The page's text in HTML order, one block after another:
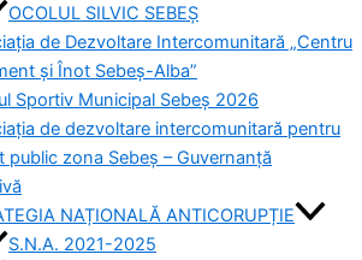
OCOLUL SILVIC SEBEȘ
de Dezvoltare Intercomunitară „Centru
și Înot Sebeș-Alba”
Sportiv Municipal Sebeș 2026
de dezvoltare intercomunitară pentru
public zona Sebeș – Guvernanță
NAȚIONALĂ ANTICORUPȚIE
S.N.A. 2021-2025